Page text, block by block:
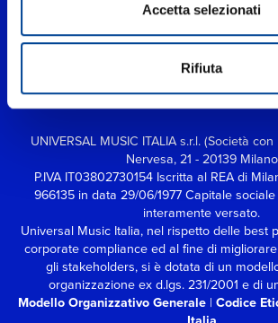
Accetta selezionati
Rifiuta
UNIVERSAL MUSIC ITALIA s.r.l. (Società
Nervesa, 21 - 20139 Milano
P.IVA IT03802730154 Iscritta al REA di
966135 in data 29/06/1977Capitale
interamente versato.
Universal Music Italia, nel rispetto delle best
corporate compliance ed al fine di
gli stakeholders,si è dotata di un
organizzazione ex d.lgs. 231/2001 e di
Modello Organizzativo Generale | Codice